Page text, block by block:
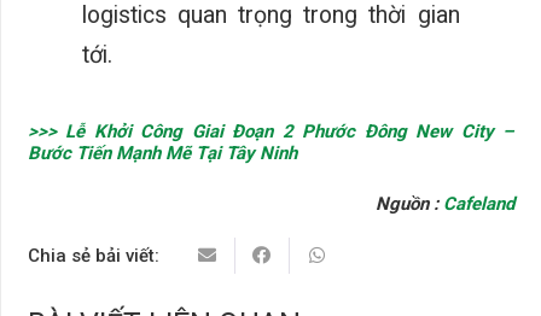
logistics quan trọng trong thời gian
tới.
>>> Lễ Khởi Công Giai Đoạn 2 Phước Đông New City –
Bước Tiến Mạnh Mẽ Tại Tây Ninh
Nguồn : Cafeland
Chia sẻ bải viết: